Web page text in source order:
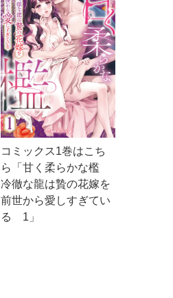
コミックス1巻はこち
ら「甘く柔らかな檻
冷徹な龍は贄の花嫁を
前世から愛しすぎてい
る 1」